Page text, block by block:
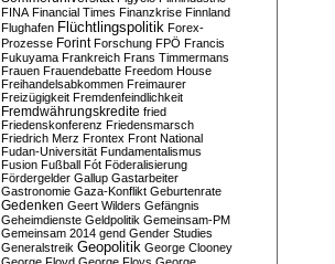
FINA Financial Times Finanzkrise Finnland
Flughafen Flüchtlingspolitik Forex-
Prozesse Forint Forschung FPÖ Francis
Fukuyama Frankreich Frans Timmermans
Frauen Frauendebatte Freedom House
Freihandelsabkommen Freimaurer
Freizügigkeit Fremdenfeindlichkeit
Fremdwährungskredite fried
Friedenskonferenz Friedensmarsch
Friedrich Merz Frontex Front National
Fudan-Universität Fundamentalismus
Fusion Fußball Fót Föderalisierung
Fördergelder Gallup Gastarbeiter
Gastronomie Gaza-Konflikt Geburtenrate
Gedenken Geert Wilders Gefängnis
Geheimdienste Geldpolitik Gemeinsam-PM
Gemeinsam 2014 gend Gender Studies
Generalstreik Geopolitik George Clooney